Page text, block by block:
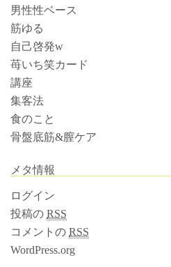
男性性ベース
筋ゆる
自己啓発w
苺いち笑カード
講座
集客法
食のこと
骨盤底筋&膣ケア
メタ情報
ログイン
投稿の RSS
コメントの RSS
WordPress.org